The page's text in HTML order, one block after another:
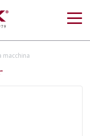
macchina